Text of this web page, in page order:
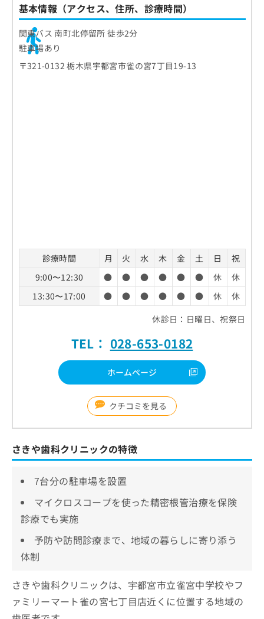
基本情報（アクセス、住所、診療時間）
関東バス 南町北停留所 徒歩2分
駐車場あり
〒321-0132 栃木県宇都宮市雀の宮7丁目19-13
診療時間 月 火 水 木 金 土 日
祝
9:00〜12:30
● ● ● ● ● ● 休
休
13:30〜17:00
● ● ● ● ● ● 休
休
休診日：日曜日、祝祭日
TEL： 028-653-0182
ホームページ
クチコミを見る
さきや歯科クリニックの特徴
7台分の駐車場を設置
マイクロスコープを使った精密根管治療を保険
診療でも実施
予防や訪問診療まで、地域の暮らしに寄り添う
体制
さきや歯科クリニックは、宇都宮市立雀宮中学校やフ
ァミリーマート雀の宮七丁目店近くに位置する地域の